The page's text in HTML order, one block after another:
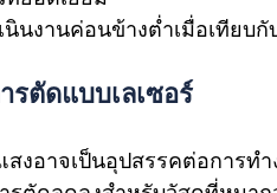
นินงานค่อนข้างต่ำเมื่อเทียบ
รตัดแบบเลเซอร์
สงอาจเป็นอุปสรรคต่อการท